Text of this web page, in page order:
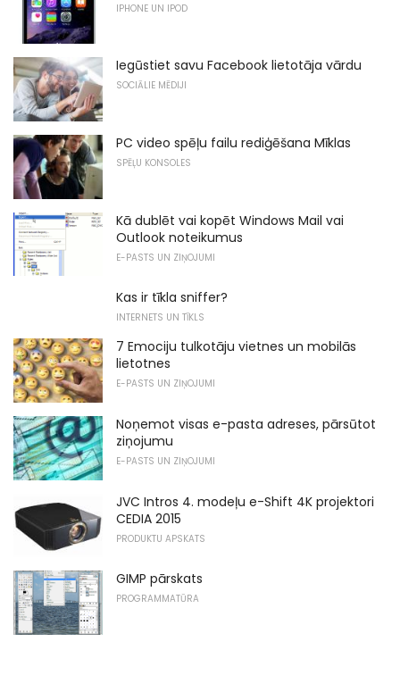
IPHONE UN IPOD
Iegūstiet savu Facebook lietotāja vārdu
SOCIĀLIE MĒDIJI
PC video spēļu failu rediģēšana Mīklas
SPĒĻU KONSOLES
Kā dublēt vai kopēt Windows Mail vai
Outlook noteikumus
E-PASTS UN ZIŅOJUMI
Kas ir tīkla sniffer?
INTERNETS UN TĪKLS
7 Emociju tulkotāju vietnes un mobilās
lietotnes
E-PASTS UN ZIŅOJUMI
Noņemot visas e-pasta adreses, pārsūtot
ziņojumu
E-PASTS UN ZIŅOJUMI
JVC Intros 4. modeļu e-Shift 4K projektori
CEDIA 2015
PRODUKTU APSKATS
GIMP pārskats
PROGRAMMATŪRA